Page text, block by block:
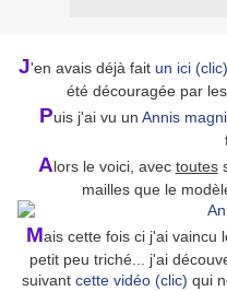
J'en avais déjà fait un ici (clic)
été découragée par
Puis j'ai vu un Annis
Alors le voici, avec toutes
mailles que le
Mais cette fois ci j'ai vaincu
petit peu triché... j'ai
suivant cette vidéo (clic) qui